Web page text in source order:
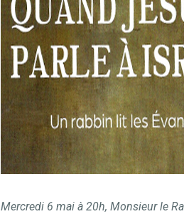
Mercredi 6 mai à 20h, Monsieur le